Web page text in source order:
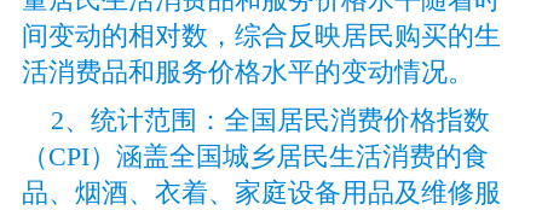
间变动的相对数，综合反映居民购买的生
活消费品和服务价格水平的变动情况。
2、统计范围：全国居民消费价格指数
（CPI）涵盖全国城乡居民生活消费的食
品、烟酒、衣着、家庭设备用品及维修服